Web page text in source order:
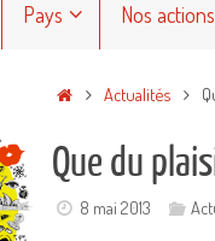
Pays Nos
AccueilActualités
Que du
8 mai 2013